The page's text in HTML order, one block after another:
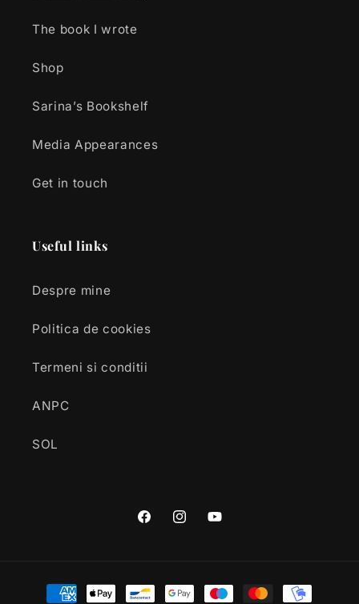
The book I wrote
Shop
Sarina’s Bookshelf
Media Appearances
Get in touch
Useful links
Despre mine
Politica de cookies
Termeni si conditii
ANPC
SOL
FacebookInstagramYouTube
Payment